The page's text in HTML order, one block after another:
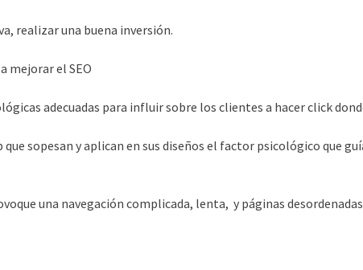
realizar una buena inversión.
mejorar el SEO
adecuadas para influir sobre los clientes a hacer click
sopesan y aplican en sus diseños el factor psicológico que
una navegación complicada, lenta, y páginas